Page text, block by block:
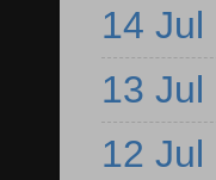
14 Jul
13 Jul
12 Jul